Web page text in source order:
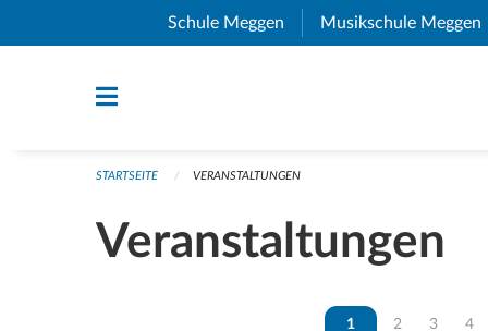
Navigation überspringen
Schule Meggen (External Link)
Musikschule Meggen
STARTSEITE VERANSTALTUNGEN
Veranstaltungen
Vous êtes sur la page
1 Vous êtes sur
2 Vous
3 4